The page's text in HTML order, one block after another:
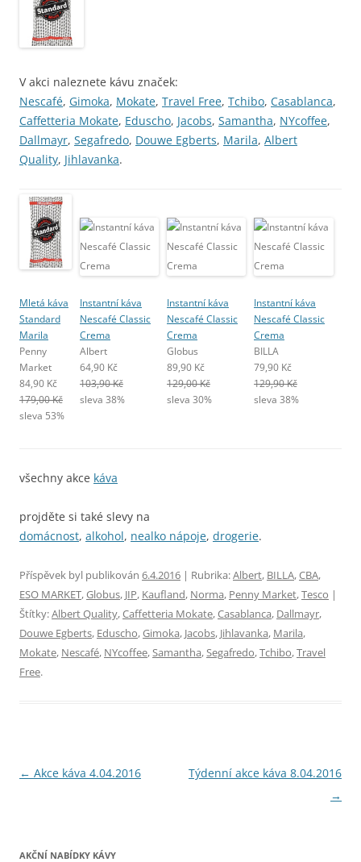
V akci naleznete kávu značek:
Nescafé, Gimoka, Mokate, Travel Free, Tchibo, Casablanca,
Caffetteria Mokate, Eduscho, Jacobs, Samantha, NYcoffee,
Dallmayr, Segafredo, Douwe Egberts, Marila, Albert
Quality, Jihlavanka.
Mletá káva
Standard
Marila
Penny
Market
84,90 Kč
179,00 Kč
sleva 53%
Instantní káva
Nescafé Classic
Crema
Albert
64,90 Kč
103,90 Kč
sleva 38%
Instantní káva
Nescafé Classic
Crema
Globus
89,90 Kč
129,00 Kč
sleva 30%
Instantní káva
Nescafé Classic
Crema
BILLA
79,90 Kč
129,90 Kč
sleva 38%
všechny akce káva
projděte si také slevy na
domácnost, alkohol, nealko nápoje, drogerie.
Příspěvek byl publikován 6.4.2016 | Rubrika:Albert, BILLA,CBA,
ESO MARKET,Globus, JIP, Kaufland, Norma, Penny Market,Tesco |
Štítky:Albert Quality,Caffetteria Mokate,Casablanca, Dallmayr,
Douwe Egberts, Eduscho,Gimoka, Jacobs, Jihlavanka, Marila,
Mokate, Nescafé, NYcoffee,Samantha,Segafredo,Tchibo,Travel
Free.
Navigace
← Akce káva 4.04.2016
Týdenní akce káva 8.04.2016
→
AKČNÍ NABÍDKY KÁVY